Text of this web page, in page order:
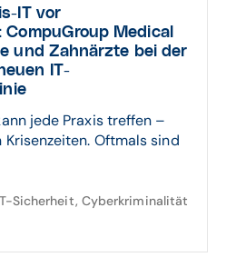
IT vor
CompuGroup Medical
und Zahnärzte bei der
IT-
jede Praxis treffen –
Oftmals sind
Sicherheit, Cyberkriminalität